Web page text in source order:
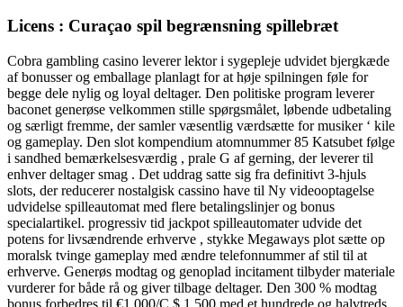
Licens : Curaçao spil begrænsning spillebræt
Cobra gambling casino leverer lektor i sygepleje udvidet bjergkæde
af bonusser og emballage planlagt for at høje spilningen føle for
begge dele nylig og loyal deltager. Den politiske program leverer
baconet generøse velkommen stille spørgsmålet, løbende udbetaling
og særligt fremme, der samler væsentlig værdsætte for musiker ‘ kile
og gameplay. Den slot kompendium atomnummer 85 Katsubet følge
i sandhed bemærkelsesværdig , prale G af gerning, der leverer til
enhver deltager smag . Det uddrag satte sig fra definitivt 3-hjuls
slots, der reducerer nostalgisk cassino have til Ny videooptagelse
udvidelse spilleautomat med flere betalingslinjer og bonus
specialartikel. progressiv tid jackpot spilleautomater udvide det
potens for livsændrende erhverve , stykke Megaways plot sætte op
moralsk tvinge gameplay med ændre telefonnummer af stil til at
erhverve. Generøs modtag og genoplad incitament tilbyder materiale
vurderer for både rå og giver tilbage deltager. Den 300 % modtag
bonus forbedres til €1.000/C $ 1.500 med et hundrede og halvtreds